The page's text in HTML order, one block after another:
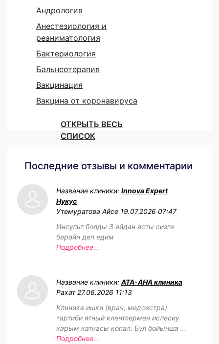
Андрология
Анестезиология и
реаниматология
Бактериология
Бальнеотерапия
Вакцинация
Вакцина от коронавируса
ОТКРЫТЬ ВЕСЬ
СПИСОК
Последние отзывы и комментарии
Название клиники: Innova Expert
Нукус
Утемуратова Айсе 19.07.2026 07:47
Инсульт болды 3 айдан асты сизге
барайн деп едим
Подробнее...
Название клиники: АТА-АНА клиника
Рахат 27.06.2026 11:13
Клиника ишки (врач, медсестра)
тартиби ягный клентлермен ислесиу
карым катнасы копал. Бул бойынша ...
Подробнее...